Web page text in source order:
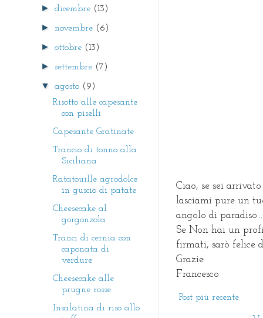
Ciao, se sei
lasciami pure un
angolo di paradiso...
Se Non hai un
firmati, sarò felice
Grazie
Francesco
Post più recente
►dicembre (13)
► novembre (6)
►ottobre (13)
► settembre (7)
▼agosto (9)
Risotto alle capesante
con piselli
Capesante Gratinate
Trancio di tonno alla
Siciliana
Ratatouille agrodolce
in guscio di patate
Cheesecake al
gorgonzola
Tranci di cernia con
caponata di
verdure
Cheesecake alle
prugne rosse
Insalatina di riso allo